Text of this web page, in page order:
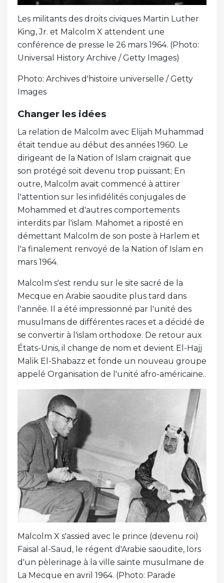
Les militants des droits civiques Martin Luther
King, Jr. et Malcolm X attendent une
conférence de presse le 26 mars 1964. (Photo:
Universal History Archive / Getty Images)
Photo: Archives d'histoire universelle / Getty
Images
Changer les idées
La relation de Malcolm avec Elijah Muhammad
était tendue au début des années 1960. Le
dirigeant de la Nation of Islam craignait que
son protégé soit devenu trop puissant; En
outre, Malcolm avait commencé à attirer
l'attention sur les infidélités conjugales de
Mohammed et d'autres comportements
interdits par l'islam. Mahomet a riposté en
démettant Malcolm de son poste à Harlem et
l'a finalement renvoyé de la Nation of Islam en
mars 1964.
Malcolm s'est rendu sur le site sacré de la
Mecque en Arabie saoudite plus tard dans
l'année. Il a été impressionné par l'unité des
musulmans de différentes races et a décidé de
se convertir à l'islam orthodoxe. De retour aux
États-Unis, il change de nom et devient El-Hajj
Malik El-Shabazz et fonde un nouveau groupe
appelé Organisation de l'unité afro-américaine..
Malcolm X s'assied avec le prince (devenu roi)
Faisal al-Saud, le régent d'Arabie saoudite, lors
d'un pèlerinage à la ville sainte musulmane de
La Mecque en avril 1964. (Photo: Parade